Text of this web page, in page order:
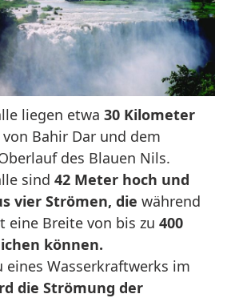
liegen etwa 30 Kilometer
Bahir Dar und dem
des Blauen Nils.
sind 42 Meter hoch und
vier Strömen, die während
eine Breite von bis zu 400
können.
eines Wasserkraftwerks im
die Strömung der